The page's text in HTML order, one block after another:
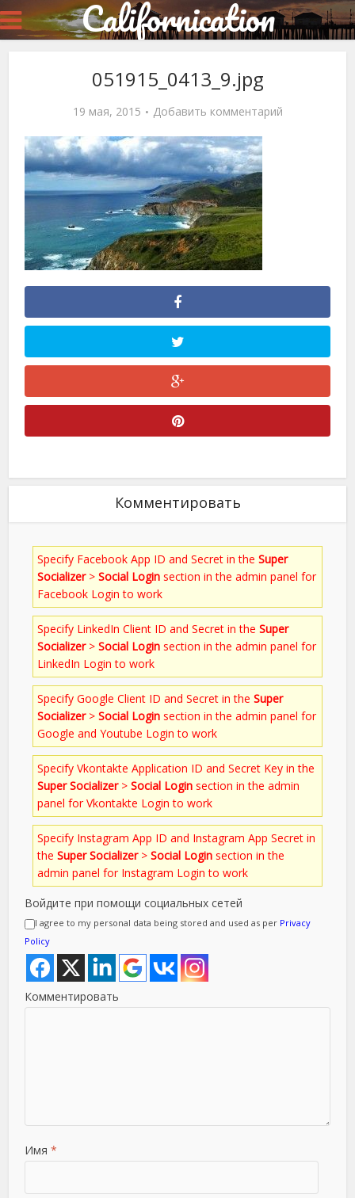
Californication
051915_0413_9.jpg
19 мая, 2015 Добавить комментарий
Комментировать
Specify Facebook App ID and Secret in theSuper
Socializer>Social Login section in the admin panel for
Facebook Login to work
Specify LinkedIn Client ID and Secret in theSuper
Socializer>Social Login section in the admin panel for
LinkedIn Login to work
Specify Google Client ID and Secret in theSuper
Socializer>Social Login section in the admin panel for
Google and Youtube Login to work
Specify Vkontakte Application ID and Secret Key in the
Super Socializer>Social Login section in the admin
panel for Vkontakte Login to work
Specify Instagram App ID and Instagram App Secret in
theSuper Socializer>Social Login section in the
admin panel for Instagram Login to work
Войдите при помощи социальных сетей
I agree to my personal data being stored and used as per Privacy
Policy
Комментировать
Имя *